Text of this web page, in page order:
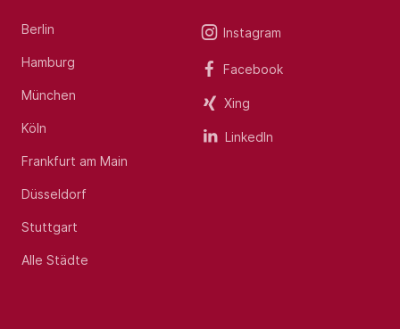
Berlin
Hamburg
München
Köln
Frankfurt am Main
Düsseldorf
Stuttgart
Alle Städte
Instagram
Facebook
Xing
LinkedIn